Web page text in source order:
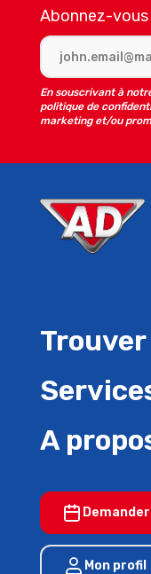
A
Mon profil
Abonnez-
En souscrivant à
politique de
marketing et/ou